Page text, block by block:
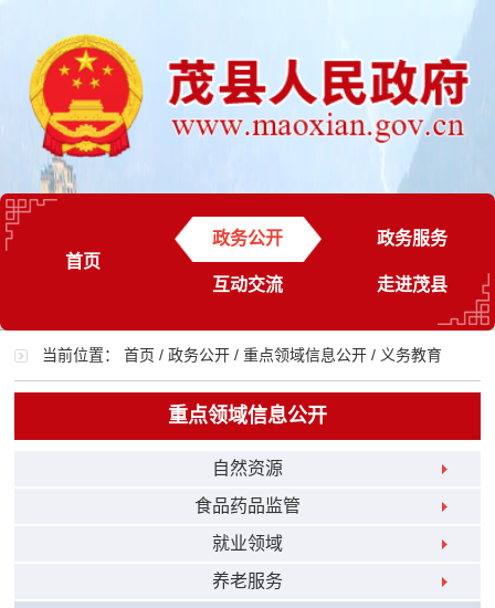
首页
政务公开 政务服务
互动交流 走进茂县
当前位置：首页 /政务公开 /重点领域信息公开 / 义务教育
重点领域信息公开
自然资源
食品药品监管
就业领域
养老服务